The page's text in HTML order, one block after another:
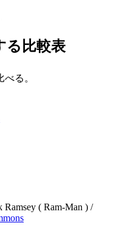
る比較表
る。
Ramsey ( Ram-Man ) /